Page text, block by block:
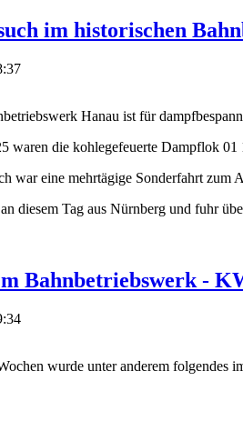
im historischen
Hanau ist für
waren die kohlegefeuerte Dampflok
war eine mehrtägige Sonderfahrt zum
diesem Tag aus Nürnberg und fuhr
Bahnbetriebswerk -
wurde unter anderem folgendes